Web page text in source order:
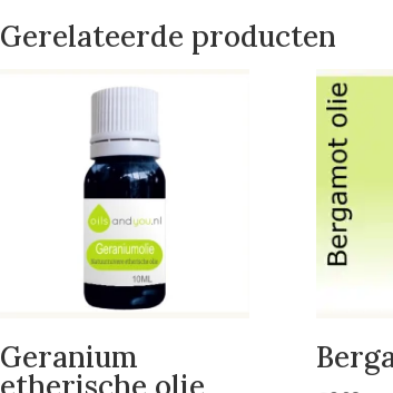
Gerelateerde producten
Geranium